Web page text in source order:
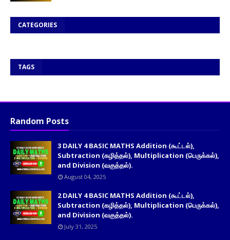
CATEGORIES
TAGS
Random Posts
3 DAILY 4 BASIC MATHS Addition (கூட்டல்),
Subtraction (கழித்தல்), Multiplication (பெருக்கல்),
and Division (வகுத்தல்).
August 04, 2025
2 DAILY 4 BASIC MATHS Addition (கூட்டல்),
Subtraction (கழித்தல்), Multiplication (பெருக்கல்),
and Division (வகுத்தல்).
July 31, 2025